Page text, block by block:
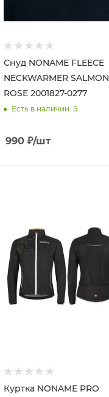
Снуд NONAME FLEECE
NECKWARMER SALMON
ROSE 2001827-0277
Есть в наличии: 5
990 ₽/шт
Куртка NONAME PRO